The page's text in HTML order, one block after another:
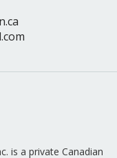
is a private Canadian